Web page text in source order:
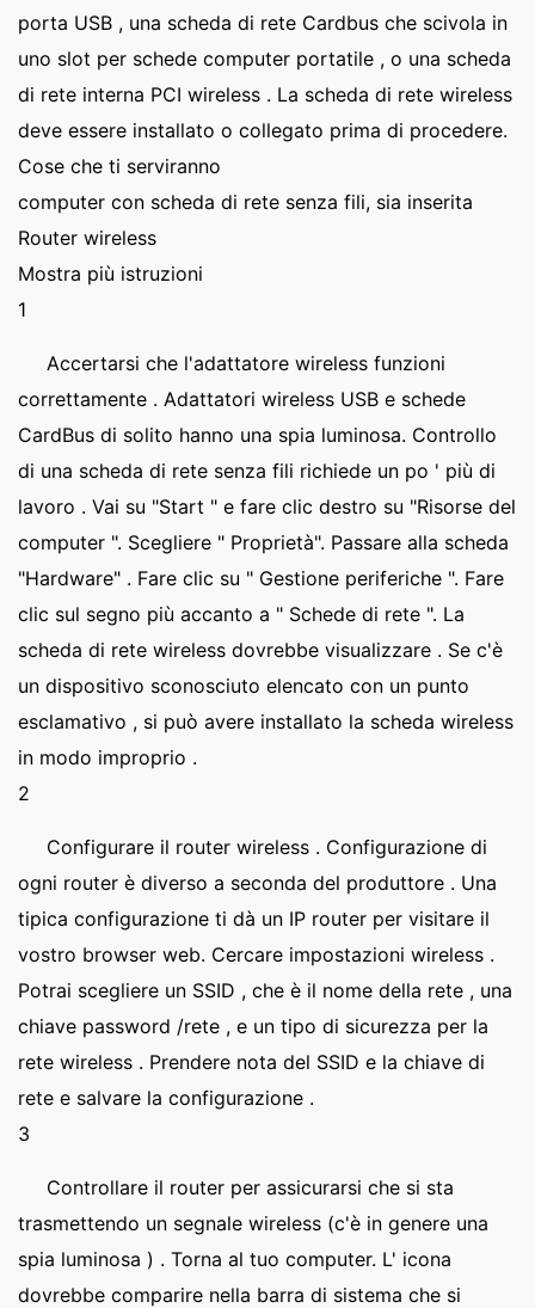
porta USB , una scheda di rete Cardbus che scivola in
uno slot per schede computer portatile , o una scheda
di rete interna PCI wireless . La scheda di rete wireless
deve essere installato o collegato prima di procedere.
Cose che ti serviranno
computer con scheda di rete senza fili, sia inserita
Router wireless
Mostra più istruzioni
1
Accertarsi che l'adattatore wireless funzioni
correttamente . Adattatori wireless USB e schede
CardBus di solito hanno una spia luminosa. Controllo
di una scheda di rete senza fili richiede un po ' più di
lavoro . Vai su "Start " e fare clic destro su "Risorse del
computer ". Scegliere " Proprietà". Passare alla scheda
"Hardware" . Fare clic su " Gestione periferiche ". Fare
clic sul segno più accanto a " Schede di rete ". La
scheda di rete wireless dovrebbe visualizzare . Se c'è
un dispositivo sconosciuto elencato con un punto
esclamativo , si può avere installato la scheda wireless
in modo improprio .
2
Configurare il router wireless . Configurazione di
ogni router è diverso a seconda del produttore . Una
tipica configurazione ti dà un IP router per visitare il
vostro browser web. Cercare impostazioni wireless .
Potrai scegliere un SSID , che è il nome della rete , una
chiave password /rete , e un tipo di sicurezza per la
rete wireless . Prendere nota del SSID e la chiave di
rete e salvare la configurazione .
3
Controllare il router per assicurarsi che si sta
trasmettendo un segnale wireless (c'è in genere una
spia luminosa ) . Torna al tuo computer. L' icona
dovrebbe comparire nella barra di sistema che si